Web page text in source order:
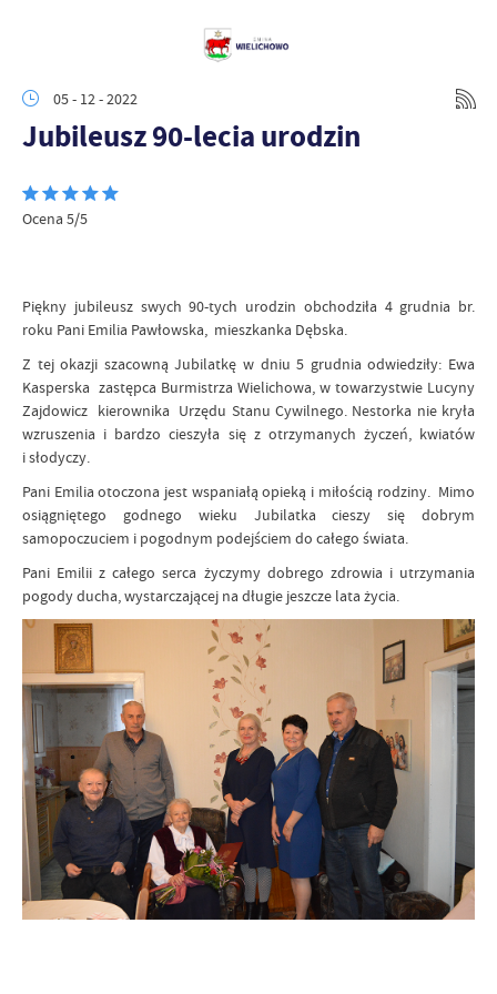
05 - 12 - 2022
Jubileusz 90-lecia urodzin
Ocena 5/5
Piękny jubileusz swych 90-tych urodzin obchodziła 4 grudnia br.
roku Pani Emilia Pawłowska, mieszkanka Dębska.
Z tej okazji szacowną Jubilatkę w dniu 5 grudnia odwiedziły: Ewa
Kasperska zastępca Burmistrza Wielichowa, w towarzystwie Lucyny
Zajdowicz kierownika Urzędu Stanu Cywilnego. Nestorka nie kryła
wzruszenia i bardzo cieszyła się z otrzymanych życzeń, kwiatów
i słodyczy.
Pani Emilia otoczona jest wspaniałą opieką i miłością rodziny. Mimo
osiągniętego godnego wieku Jubilatka cieszy się dobrym
samopoczuciem i pogodnym podejściem do całego świata.
Pani Emilii z całego serca życzymy dobrego zdrowia i utrzymania
pogody ducha, wystarczającej na długie jeszcze lata życia.